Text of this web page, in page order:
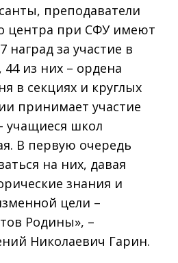
преподаватели
центра при СФУ имеют
наград за участие в
из них – ордена
в секциях и круглых
принимает участие
учащиеся школ
В первую очередь
на них, давая
знания и
цели –
Родины», –
Николаевич Гарин.